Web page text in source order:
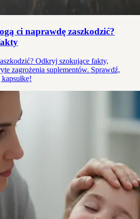
ci naprawdę zaszkodzić?
Odkryj szokujące fakty,
zagrożenia suplementów. Sprawdź,